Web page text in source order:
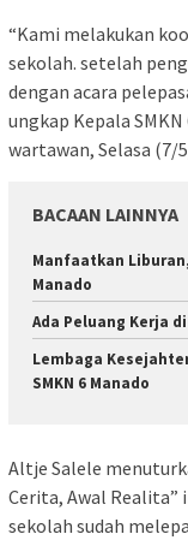
“Kami melakukan
sekolah. setelah
dengan acara
ungkap Kepala
wartawan, Selasa (7/
BACAAN LAINNYA
Manfaatkan
Manado
Ada Peluang Kerja
Lembaga
SMKN 6 Manado
Altje Salele
Cerita, Awal
sekolah sudah